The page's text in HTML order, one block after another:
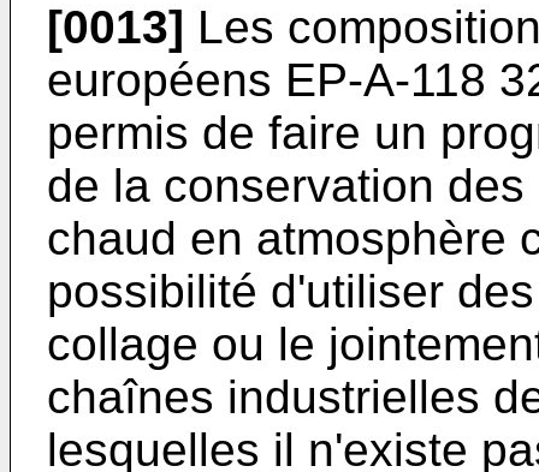
[0013] Les
européens EP-A-118
permis de faire un
de la conservation
chaud en atmosphère
possibilité d'utiliser
collage ou le
chaînes industrielles
lesquelles il n'existe